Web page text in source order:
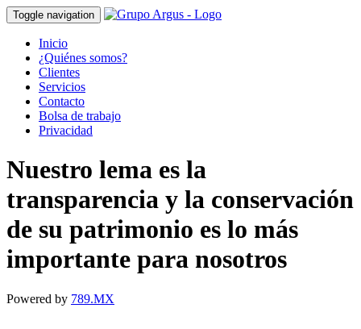
Toggle navigation
Inicio
¿Quiénes somos?
Clientes
Servicios
Contacto
Bolsa de trabajo
Privacidad
Nuestro lema es la
transparencia y la conservación
de su patrimonio es lo más
importante para nosotros
Powered by 789.MX